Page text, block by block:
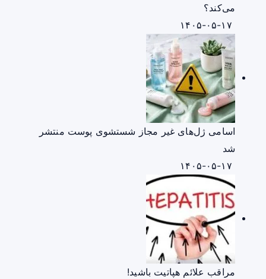
می‌کند؟
اسامی ژل‌های غیر مجاز شستشوی پوست منتشر
شد
مراقب علائم هپاتیت باشید!